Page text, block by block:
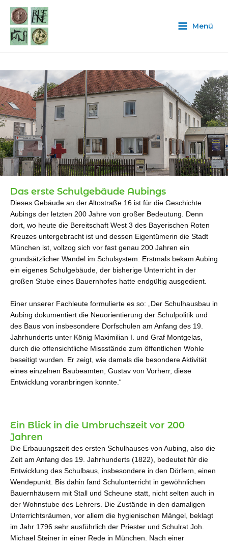
Inhalt
springen
Menü
Das erste Schulgebäude Aubings
Dieses Gebäude an der Altostraße 16 ist für die Geschichte
Aubings der letzten 200 Jahre von großer Bedeutung. Denn
dort, wo heute die Bereitschaft West 3 des Bayerischen Roten
Kreuzes untergebracht ist und dessen Eigentümerin die Stadt
München ist, vollzog sich vor fast genau 200 Jahren ein
grundsätzlicher Wandel im Schulsystem: Erstmals bekam Aubing
ein eigenes Schulgebäude, der bisherige Unterricht in der
großen Stube eines Bauernhofes hatte endgültig ausgedient.
Einer unserer Fachleute formulierte es so: „Der Schulhausbau in
Aubing dokumentiert die Neuorientierung der Schulpolitik und
des Baus von insbesondere Dorfschulen am Anfang des 19.
Jahrhunderts unter König Maximilian I. und Graf Montgelas,
durch die offensichtliche Missstände zum öffentlichen Wohle
beseitigt wurden. Er zeigt, wie damals die besondere Aktivität
eines einzelnen Baubeamten, Gustav von Vorherr, diese
Entwicklung voranbringen konnte.“
Ein Blick in die Umbruchszeit vor 200
Jahren
Die Erbauungszeit des ersten Schulhauses von Aubing, also die
Zeit am Anfang des 19. Jahrhunderts (1822), bedeutet für die
Entwicklung des Schulbaus, insbesondere in den Dörfern, einen
Wendepunkt. Bis dahin fand Schulunterricht in gewöhnlichen
Bauernhäusern mit Stall und Scheune statt, nicht selten auch in
der Wohnstube des Lehrers. Die Zustände in den damaligen
Unterrichtsräumen, vor allem die hygienischen Mängel, beklagt
im Jahr 1796 sehr ausführlich der Priester und Schulrat Joh.
Michael Steiner in einer Rede in München. Nach einer